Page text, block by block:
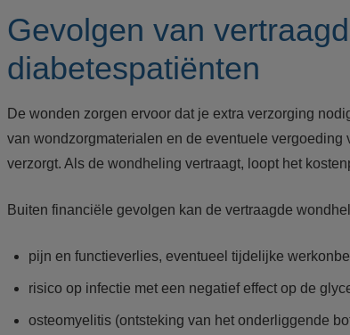
Gevolgen van
diabetespatiënten
De wonden zorgen ervoor dat je extra verzorging
van wondzorgmaterialen en de eventuele
verzorgt. Als de wondheling vertraagt, loopt het
Buiten financiële gevolgen kan de vertraagde
pijn en functieverlies, eventueel tijdelijke
risico op infectie met een negatief effect op de
osteomyelitis (ontsteking van het onderliggende